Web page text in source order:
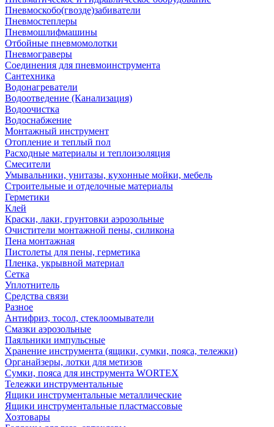
Пневмоскобо(гвозде)забиватели
Пневмостеплеры
Пневмошлифмашины
Отбойные пневмомолотки
Пневмограверы
Соединения для пневмоинструмента
Сантехника
Водонагреватели
Водоотведение (Канализация)
Водоочистка
Водоснабжение
Монтажный инструмент
Отопление и теплый пол
Расходные материалы и теплоизоляция
Смесители
Умывальники, унитазы, кухонные мойки, мебель
Строительные и отделочные материалы
Герметики
Клей
Краски, лаки, грунтовки аэрозольные
Очистители монтажной пены, силикона
Пена монтажная
Пистолеты для пены, герметика
Пленка, укрывной материал
Сетка
Уплотнитель
Средства связи
Разное
Антифриз, тосол, стеклоомыватели
Смазки аэрозольные
Паяльники импульсные
Хранение инструмента (ящики, сумки, пояса, тележки)
Органайзеры, лотки для метизов
Сумки, пояса для инструмента WORTEX
Тележки инструментальные
Ящики инструментальные металлические
Ящики инструментальные пластмассовые
Хозтовары